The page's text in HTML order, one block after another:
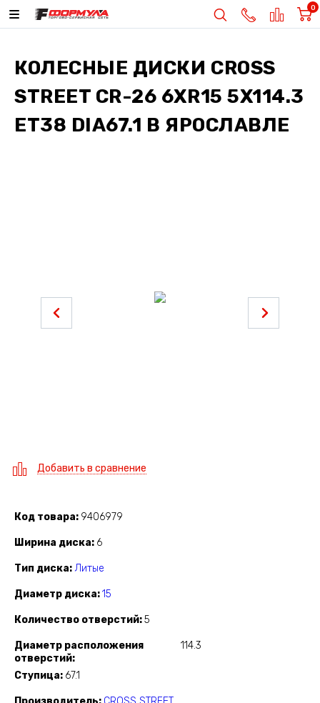
0
КОЛЕСНЫЕ ДИСКИ CROSS
STREET CR-26 6XR15 5X114.3
ET38 DIA67.1 В ЯРОСЛАВЛЕ
Добавить в сравнение
Код товара 9406979
Ширина диска 6
Тип диска Литые
Диаметр диска 15
Количество отверстий 5
Диаметр расположения
отверстий
114.3
Ступица 67.1